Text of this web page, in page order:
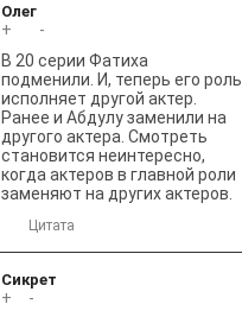
Олег
+
-
В 20 серии Фатиха
подменили. И, теперь его роль
исполняет другой актер.
Ранее и Абдулу заменили на
другого актера. Смотреть
становится неинтересно,
когда актеров в главной роли
заменяют на других актеров.
Цитата
Сикрет
+
-